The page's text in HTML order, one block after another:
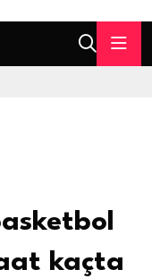
kaçta